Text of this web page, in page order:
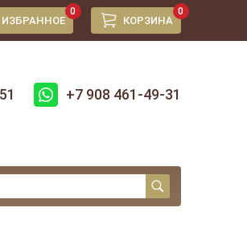
ИЗБРАННОЕ
0
КОРЗИНА
0
+7 908 461-49-31